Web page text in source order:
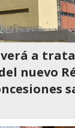
a
nuevo